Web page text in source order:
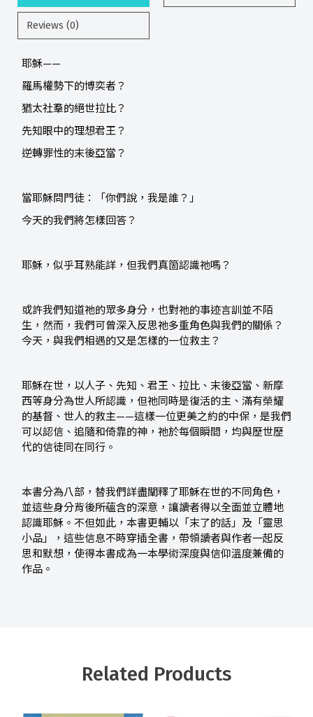
Reviews (0)
耶穌——
羅馬權勢下的博奕者？
猶太社羣的絕世拉比？
先知眼中的理想君王？
逆轉罪性的末後亞當？
當耶穌問門徒：「你們說，我是誰？」
今天的我們將怎樣回答？
耶穌，似乎耳熟能詳，但我們真箇認識祂嗎？
或許我們知道祂的眾多身分，也對祂的事迹言訓並不陌
生，然而，我們可曾深入反思祂多重角色與我們的關係？
今天，與我們相遇的又是怎樣的一位救主？
耶穌在世，以人子、先知、君王、拉比、末後亞當、新摩
西等身分為世人所認識，但祂同時是復活的主、滿有榮耀
的基督、世人的救主——這樣一位更美之約的中保，是我們
可以認信、追隨和倚靠的神，祂於每個瞬間，均與歷世歷
代的信徒同在同行。
本書分為八部，替我們詳盡闡釋了耶穌在世的不同角色，
並這些身分背後所蘊含的深意，讓讀者得以全面並立體地
認識耶穌。不但如此，本書更輔以「末了的話」及「靈思
小品」，這些信息不時穿插全書，帶領讀者與作者一起反
思和默想，使得本書成為一本學術深度與信仰溫度兼備的
作品。
Related Products